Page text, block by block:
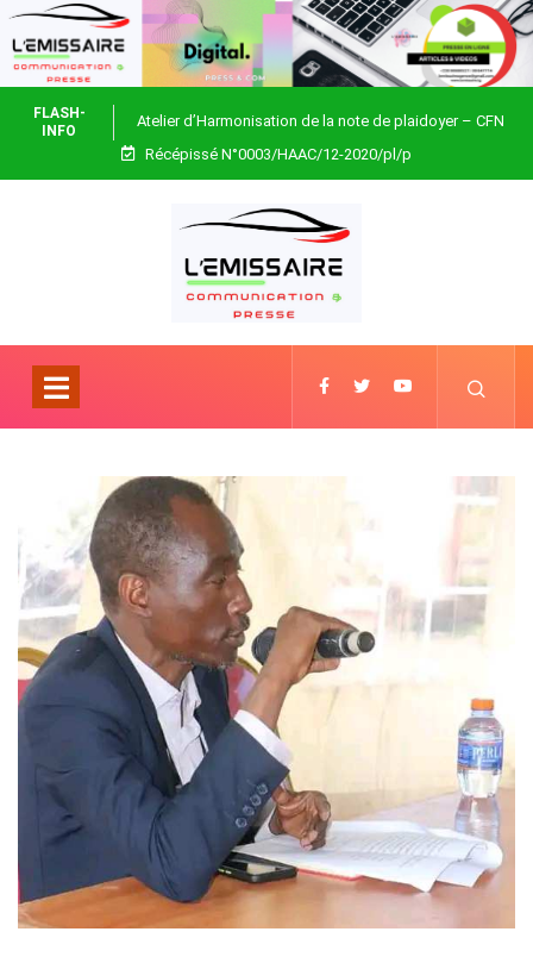
FLASH-
INFO
Atelier d’Harmonisation de la note de plaidoyer – CFN
Togo
Récépissé N°0003/HAAC/12-2020/pl/p